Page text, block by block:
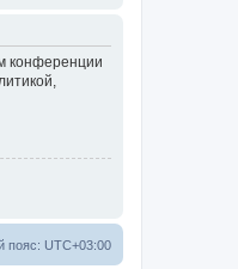
конференции
пояс: UTC+03:00